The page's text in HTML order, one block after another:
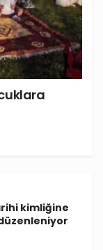
kimliğine